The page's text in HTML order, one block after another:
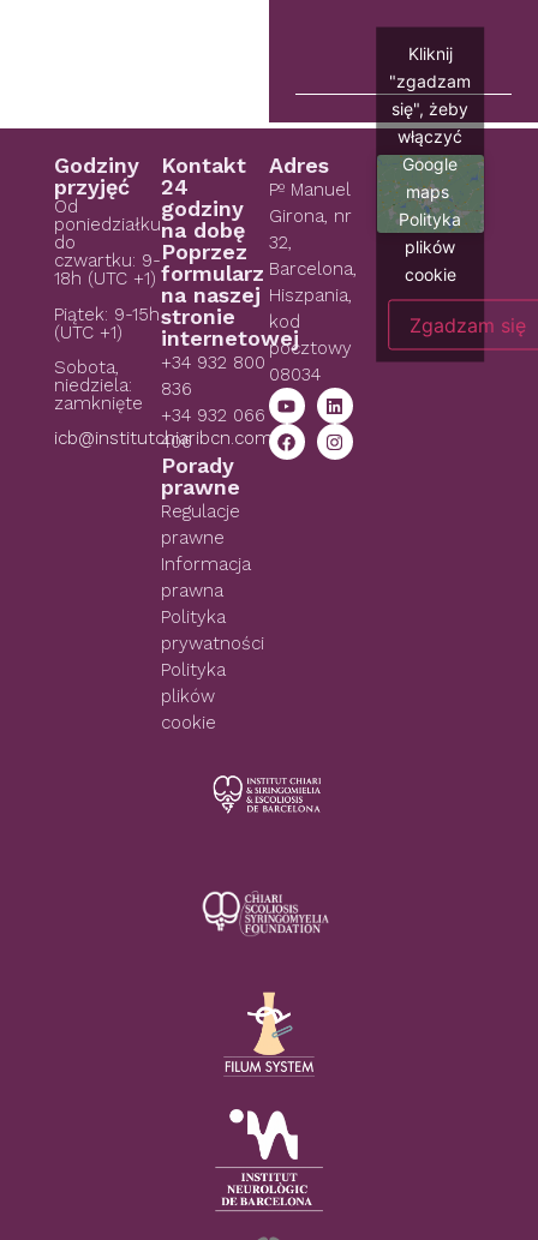
Godziny
przyjęć
Od
poniedziałku
do
czwartku: 9-
18h (UTC +1)
Piątek: 9-15h
(UTC +1)
Sobota,
niedziela:
zamknięte
icb@institutchiaribcn.com
Kontakt
24
godziny
na dobę
Poprzez
formularz
na naszej
stronie
internetowej
+34 932 800
836
+34 932 066
406
Porady
prawne
Regulacje
prawne
Informacja
prawna
Polityka
prywatności
Polityka
plików
cookie
Adres
Pº Manuel
Girona, nr
32,
Barcelona,
Hiszpania,
kod
pocztowy
08034
Kliknij
"zgadzam
się", żeby
włączyć
Google
maps
Polityka
plików
cookie
Zgadzam się